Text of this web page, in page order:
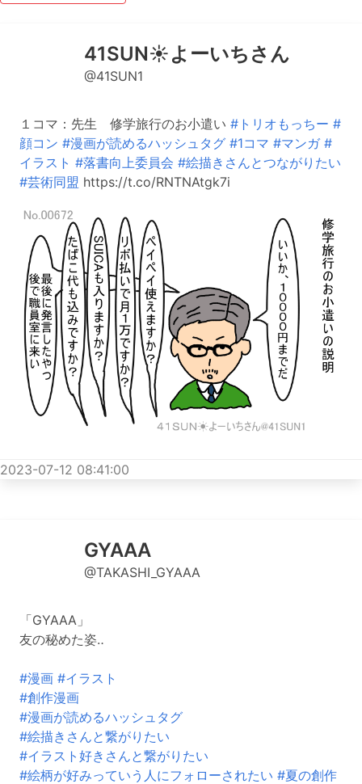
41SUN☀️よーいちさん
@41SUN1
１コマ：先生 修学旅行のお小遣い #トリオもっちー #
顔コン #漫画が読めるハッシュタグ #1コマ #マンガ #
イラスト #落書向上委員会 #絵描きさんとつながりたい
#芸術同盟 https://t.co/RNTNAtgk7i
2023-07-12 08:41:00
GYAAA
@TAKASHI_GYAAA
「GYAAA」
友の秘めた姿‥
#漫画 #イラスト
#創作漫画
#漫画が読めるハッシュタグ
#絵描きさんと繋がりたい
#イラスト好きさんと繋がりたい
#絵柄が好みっていう人にフォローされたい #夏の創作